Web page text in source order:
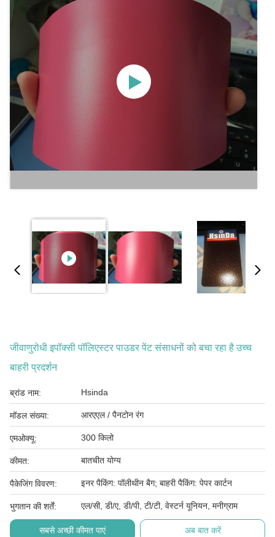
जीवाणुरोधी इपॉक्सी पॉलिएस्टर पाउडर पेंट संसाधनों को बचा रहा है उच्च
बाहरी प्रदर्शन
ब्रांड नाम: Hsinda
मॉडल संख्या: आरएएल / पैनटोन रंग
एमओक्यू: 300 किलो
कीमत: बातचीत योग्य
पैकेजिंग विवरण: इनर पैकिंग: पॉलीथीन बैग; बाहरी पैकिंग: पेपर कार्टन
भुगतान की शर्तें: एल/सी, डी/ए, डी/पी, टी/टी, वेस्टर्न यूनियन, मनीग्राम
सबसे अच्छी कीमत पाएं अब बात करें